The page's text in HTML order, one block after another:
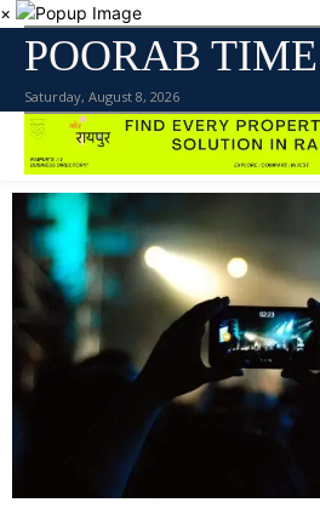
×
POORAB
Saturday, August 8, 2026